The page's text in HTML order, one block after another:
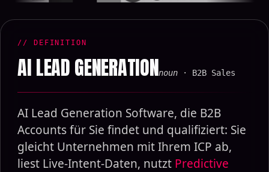
// DEFINITION
AI LEAD GENERATIONnoun · B2B Sales
AI Lead Generation Software, die B2B
Accounts für Sie findet und qualifiziert: Sie
gleicht Unternehmen mit Ihrem ICP ab,
liest Live-Intent-Daten, nutzt Predictive